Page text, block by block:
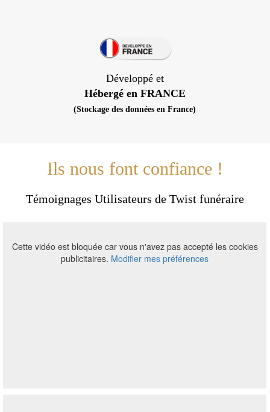
Développé et
Hébergé en FRANCE
(Stockage des données en France)
Ils nous font confiance !
Témoignages Utilisateurs de Twist funéraire
Cette vidéo est bloquée car vous n'avez pas accepté les cookies
publicitaires. Modifier mes préférences